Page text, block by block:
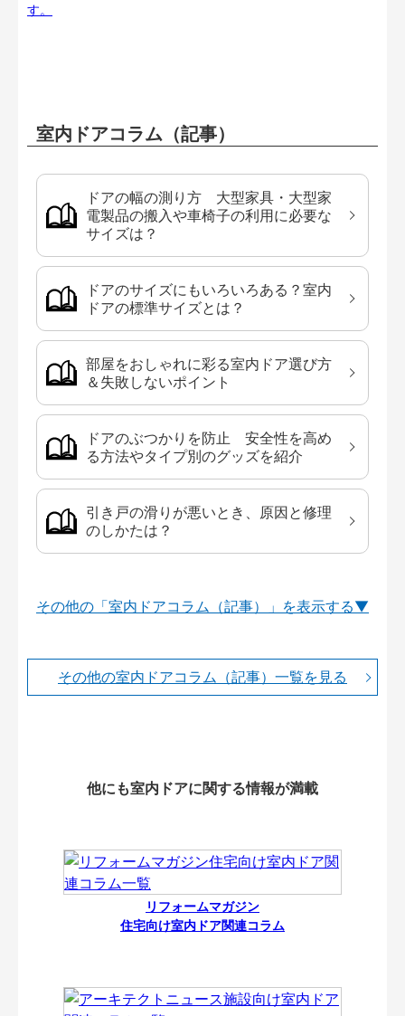
す。
室内ドアコラム（記事）
ドアの幅の測り方 大型家具・大型家
電製品の搬入や車椅子の利用に必要な
サイズは？
ドアのサイズにもいろいろある？室内
ドアの標準サイズとは？
部屋をおしゃれに彩る室内ドア選び方
＆失敗しないポイント
ドアのぶつかりを防止 安全性を高め
る方法やタイプ別のグッズを紹介
引き戸の滑りが悪いとき、原因と修理
のしかたは？
その他の「室内ドアコラム（記事）」を
その他の室内ドアコラム（記事）一覧を見る
他にも室内ドアに関する情報が満載
リフォームマガジン
住宅向け室内ドア関連コラム